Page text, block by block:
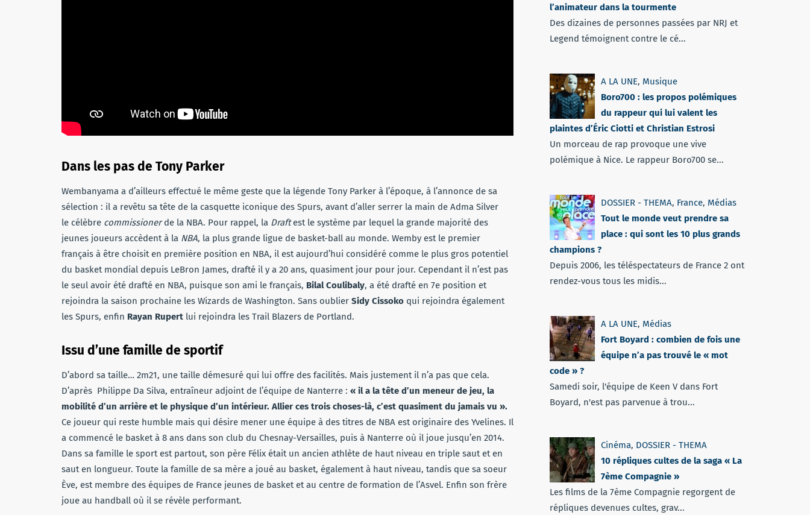
Dans les pas de Tony Parker
Wembanyama a d’ailleurs effectué le même geste que la légende Tony Parker à l’époque, à l’annonce de sa
sélection : il a revêtu sa tête de la casquette iconique des Spurs, avant d’aller serrer la main de Adma Silver
le célèbre commissionerde la NBA. Pour rappel, la Draftest le système par lequel la grande majorité des
jeunes joueurs accèdent à la NBA, la plus grande ligue de basket-ball au monde. Wemby est le premier
français à être choisit en première position en NBA, il est aujourd’hui considéré comme le plus gros potentiel
du basket mondial depuis LeBron James, drafté il y a 20 ans, quasiment jour pour jour. Cependant il n’est pas
le seul avoir été drafté en NBA, puisque son ami le français, Bilal Coulibaly, a été drafté en 7e position et
rejoindra la saison prochaine les Wizards de Washington. Sans oublier Sidy Cissoko qui rejoindra également
les Spurs, enfin Rayan Rupert lui rejoindra les Trail Blazers de Portland.
Issu d’une famille de sportif
D’abord sa taille… 2m21, une taille démesuré qui lui offre des facilités. Mais justement il n’a pas que cela.
D’après Philippe Da Silva, entraîneur adjoint de l’équipe de Nanterre : « il a la tête d’un meneur de jeu, la
mobilité d’un arrière et le physique d’un intérieur. Allier ces trois choses-là, c’est quasiment du jamais vu ».
Ce joueur qui reste humble mais qui désire mener une équipe à des titres de NBA est originaire des Yvelines. Il
a commencé le basket à 8 ans dans son club du Chesnay-Versailles, puis à Nanterre où il joue jusqu’en 2014.
Dans sa famille le sport est partout, son père Félix était un ancien athlète de haut niveau en triple saut et en
saut en longueur. Toute la famille de sa mère a joué au basket, également à haut niveau, tandis que sa soeur
Ève, est membre des équipes de France jeunes de basket et au centre de formation de l’Asvel. Enfin son frère
joue au handball où il se révèle performant.
l’animateur dans la tourmente
Des dizaines de personnes passées par NRJ et
Legend témoignent contre le cé...
A LA UNE, Musique
Boro700 : les propos polémiques
du rappeur qui lui valent les
plaintes d’Éric Ciotti et Christian Estrosi
Un morceau de rap provoque une vive
polémique à Nice. Le rappeur Boro700 se...
DOSSIER - THEMA, France, Médias
Tout le monde veut prendre sa
place : qui sont les 10 plus grands
champions ?
Depuis 2006, les téléspectateurs de France 2 ont
rendez-vous tous les midis...
A LA UNE, Médias
Fort Boyard : combien de fois une
équipe n’a pas trouvé le « mot
code » ?
Samedi soir, l'équipe de Keen V dans Fort
Boyard, n'est pas parvenue à trou...
Cinéma, DOSSIER - THEMA
10 répliques cultes de la saga « La
7ème Compagnie »
Les films de la 7ème Compagnie regorgent de
répliques devenues cultes, grav...